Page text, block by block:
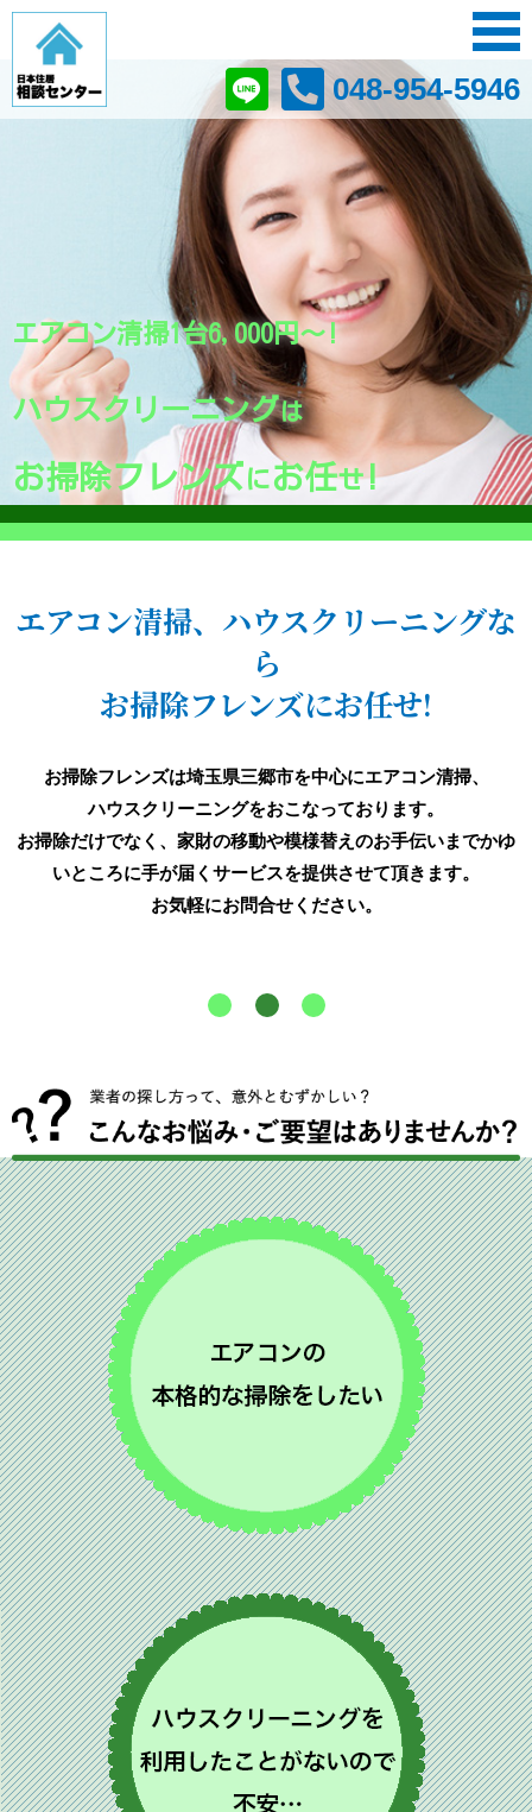
048-954-5946
エアコン清掃1台6,000円〜!
ハウスクリーニングは
お掃除フレンズにお任せ!
エアコン清掃、ハウスクリーニングな
ら
お掃除フレンズにお任せ!
お掃除フレンズは埼玉県三郷市を中心にエアコン清掃、
ハウスクリーニングをおこなっております。
お掃除だけでなく、家財の移動や模様替えのお手伝いまでかゆ
いところに手が届くサービスを提供させて頂きます。
お気軽にお問合せください。